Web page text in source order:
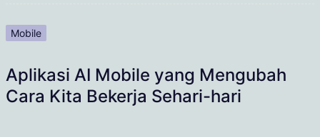
Mobile
Aplikasi AI Mobile yang Mengubah
Cara Kita Bekerja Sehari-hari